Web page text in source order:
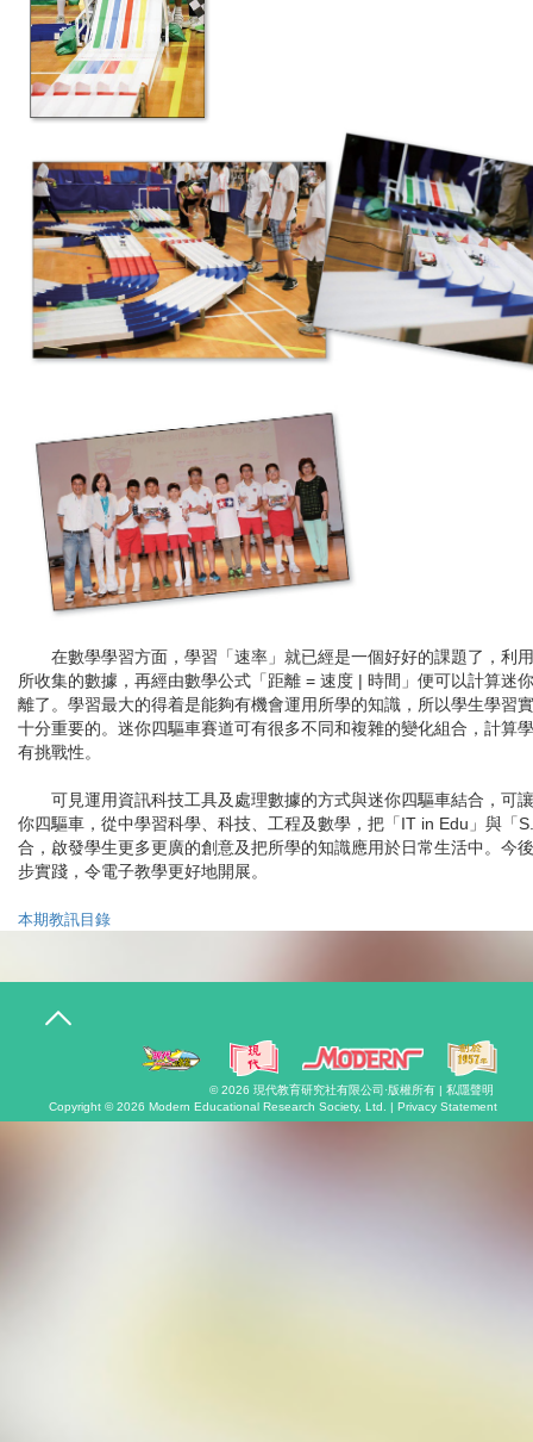
在數學學習方面，學習「速率」就已經是一個好好的課題了，利
所收集的數據，再經由數學公式「距離 = 速度 | 時間」便可以計算迷
離了。學習最大的得着是能夠有機會運用所學的知識，所以學生學習
十分重要的。迷你四驅車賽道可有很多不同和複雜的變化組合，計算
有挑戰性。
可見運用資訊科技工具及處理數據的方式與迷你四驅車結合，可
你四驅車，從中學習科學、科技、工程及數學，把「IT in Edu」與「
合，啟發學生更多更廣的創意及把所學的知識應用於日常生活中。今
步實踐，令電子教學更好地開展。
本期教訊目錄
T
n
© 2026 現代教育研究社有限公司 ·版權所有 | 私隱聲明
Copyright © 2026 Modern Educational Research Society, Ltd. | Privacy Statement